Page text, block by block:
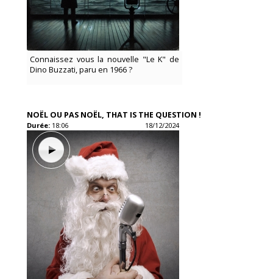
Connaissez vous la nouvelle "Le K" de
Dino Buzzati, paru en 1966 ?
NOËL OU PAS NOËL, THAT IS THE QUESTION !
Durée: 18:06 18/12/2024